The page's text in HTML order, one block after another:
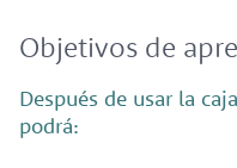
Objetivos de
Después de usar la
podrá: